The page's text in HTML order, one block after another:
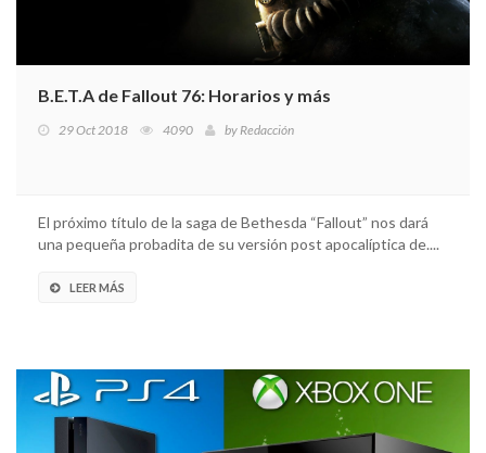
B.E.T.A de Fallout 76: Horarios y más
29 Oct 2018 4090 byRedacción
El próximo título de la saga de Bethesda “Fallout” nos dará
una pequeña probadita de su versión post apocalíptica de....
LEER MÁS